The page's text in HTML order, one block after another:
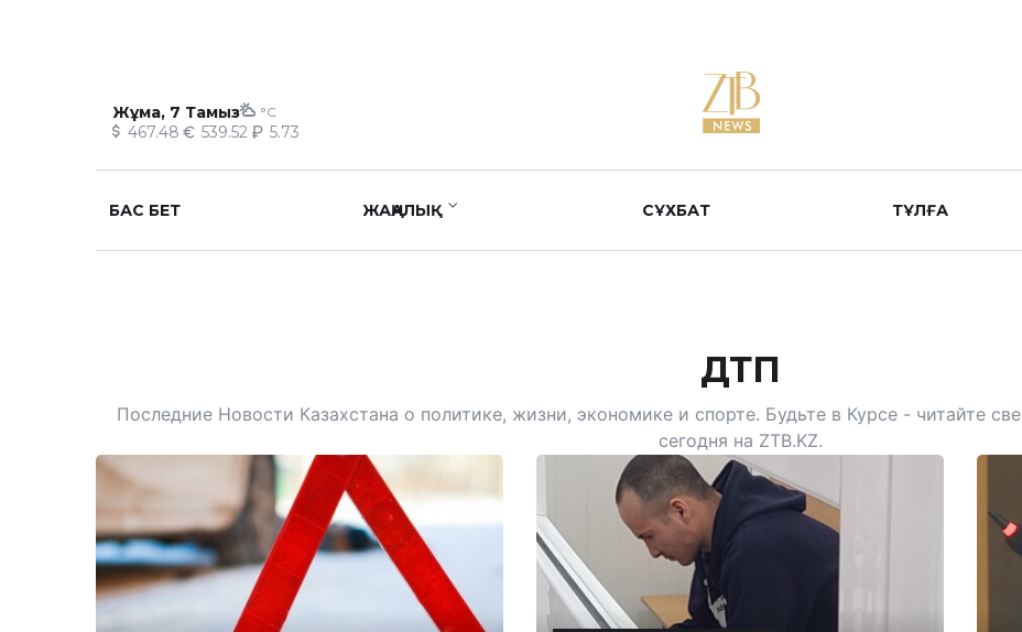
Жұма, 7 Тамыз °C
467.48 539.52 5.73
БАС БЕТ ЖАҢАЛЫҚ СҰХБАТ ТҰЛҒА
ДТП
Последние Новости Казахстана о политике, жизни, экономике и спорте. Будьте в Курсе - читайте
сегодня на ZTB.KZ.